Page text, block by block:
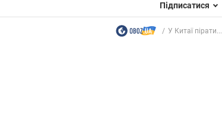
Підписатися
У Китаї пірати...